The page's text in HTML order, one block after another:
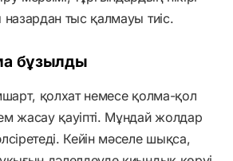
тыс қалмауы тиіс.
бұзылды
қолхат немесе қолма-қол
жасау қауіпті. Мұндай жолдар
Кейін мәселе шықса,